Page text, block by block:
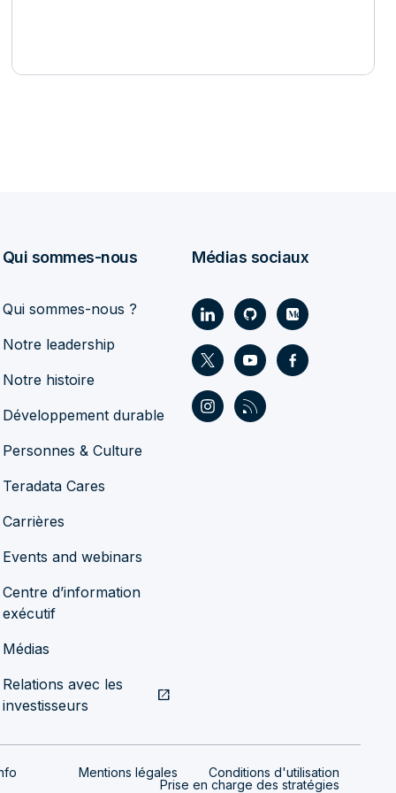
Qui sommes-nous
Qui sommes-nous ?
Notre leadership
Notre histoire
Développement durable
Personnes & Culture
Teradata Cares
Carrières
Events and webinars
Centre d’information
exécutif
Médias
Relations avec les
investisseurs
open_in_new
Médias sociaux
Mentions légales
Conditions d'utilisation
Prise en charge des stratégies